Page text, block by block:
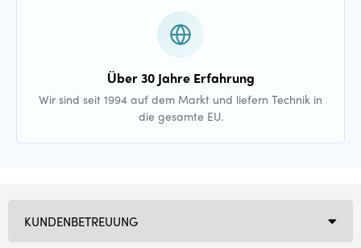
Über 30 Jahre Erfahrung
Wir sind seit 1994 auf dem Markt und liefern Technik in
die gesamte EU.
KUNDENBETREUUNG